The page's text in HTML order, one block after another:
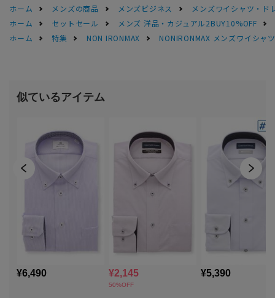
ホーム
メンズの商品 メンズビジネス
メンズワイシャツ・ド
ホーム
セットセール
メンズ 洋品・カジュアル2BUY10%OFF
ホーム
特集 NON IRONMAX NONIRONMAX メンズワイシャ